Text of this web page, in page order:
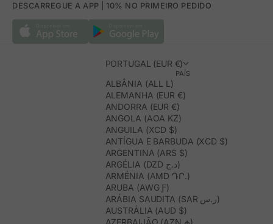
DESCARREGUE A APP | 10% NO PRIMEIRO PEDIDO
PORTUGAL (EUR €)
PAÍS
ALBÂNIA (ALL L)
ALEMANHA (EUR €)
ANDORRA (EUR €)
ANGOLA (AOA KZ)
ANGUILA (XCD $)
ANTÍGUA E BARBUDA (XCD $)
ARGENTINA (ARS $)
ARGÉLIA (DZD د.ج)
ARMÉNIA (AMD ԴՐ.)
ARUBA (AWG Ƒ)
ARÁBIA SAUDITA (SAR ر.س)
AUSTRÁLIA (AUD $)
AZERBAIJÃO (AZN ₼)